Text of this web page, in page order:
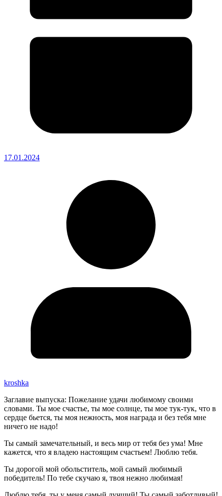
17.01.2024
kroshka
Заглавие выпуска: Пожелание удачи любимому своими
словами. Ты мое счастье, ты мое солнце, ты мое тук-тук, что в
сердце бьется, ты моя нежность, моя награда и без тебя мне
ничего не надо!
Ты самый замечательный, и весь мир от тебя без ума! Мне
кажется, что я владею настоящим счастьем! Люблю тебя.
Ты дорогой мой обольститель, мой самый любимый
победитель! По тебе скучаю я, твоя нежно любимая!